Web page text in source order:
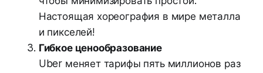
Настоящая хореография в мире металла
и пикселей!
Гибкое ценообразование
Uber меняет тарифы пять миллионов раз